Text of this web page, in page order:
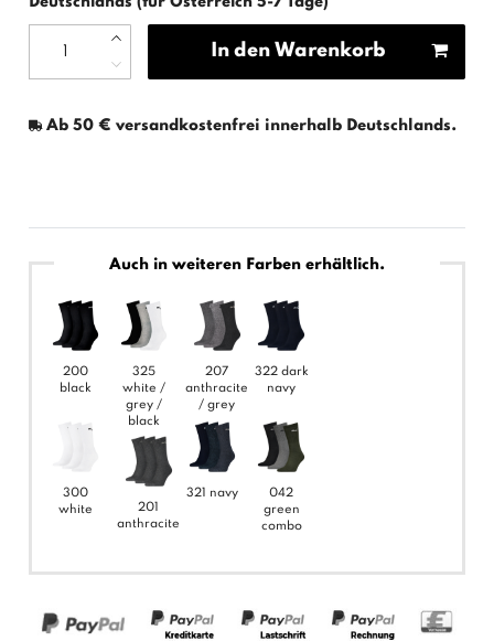
In den Warenkorb
Ab 50 € versandkostenfrei innerhalb Deutschlands.
Auch in weiteren Farben erhältlich.
200
black
300
white
325
white /
grey /
black
201
anthracite
207
anthracite
/ grey
321 navy
322 dark
navy
042
green
combo